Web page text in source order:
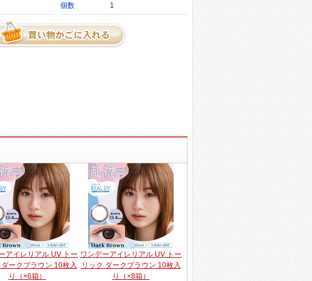
個数 1
アイレリアル UV トー
ダークブラウン 10枚入
り（×6箱）
ワンデーアイレリアル UV トー
リック ダークブラウン 10枚入
り（×8箱）